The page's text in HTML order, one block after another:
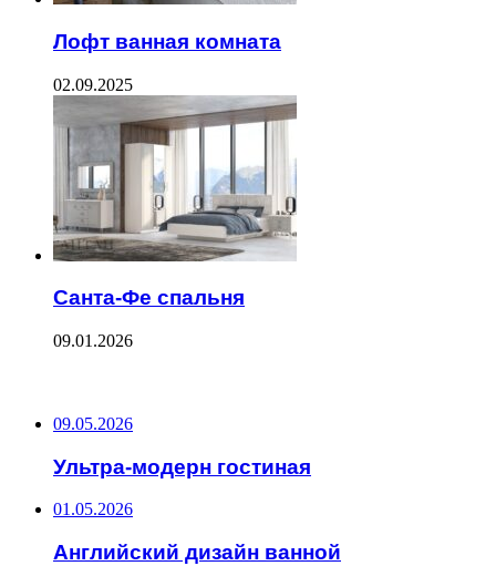
Лофт ванная комната
02.09.2025
Санта-Фе спальня
09.01.2026
09.05.2026
Ультра-модерн гостиная
01.05.2026
Английский дизайн ванной